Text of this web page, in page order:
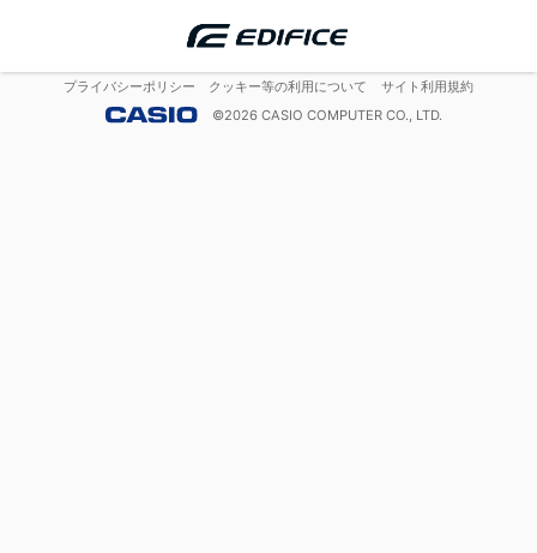
プライバシーポリシー クッキー等の利用について
サイト利用規約
©2026 CASIO COMPUTER CO., LTD.